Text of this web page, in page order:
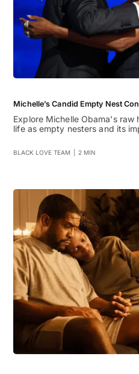
Michelle’s Candid Empty Nest
Explore Michelle Obama's
life as empty nesters and its
BLACK LOVE TEAM 2 MIN